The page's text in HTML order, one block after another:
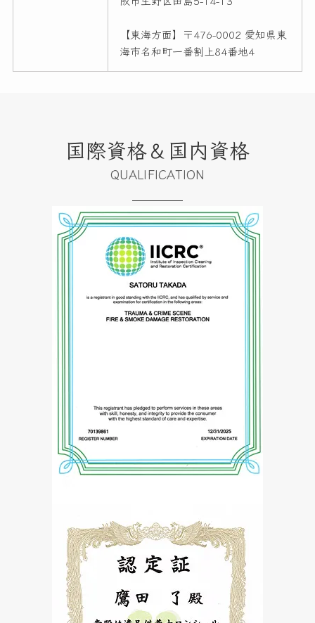
【東海方面】〒476-0002 愛知県東
海市名和町一番割上84番地4
国際資格＆国内資格
QUALIFICATION